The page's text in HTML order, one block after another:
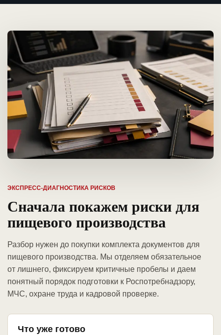
ЭКСПРЕСС-ДИАГНОСТИКА РИСКОВ
Сначала покажем риски для
пищевого производства
Разбор нужен до покупки комплекта документов для
пищевого производства. Мы отделяем обязательное
от лишнего, фиксируем критичные пробелы и даем
понятный порядок подготовки к Роспотребнадзору,
МЧС, охране труда и кадровой проверке.
Что уже готово